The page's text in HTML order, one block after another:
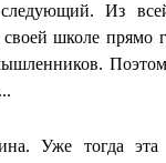
Из
школе прямо
Уже тогда эта